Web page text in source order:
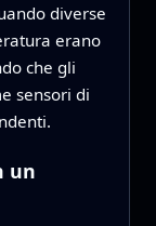
diverse
erano
che gli
sensori di
un